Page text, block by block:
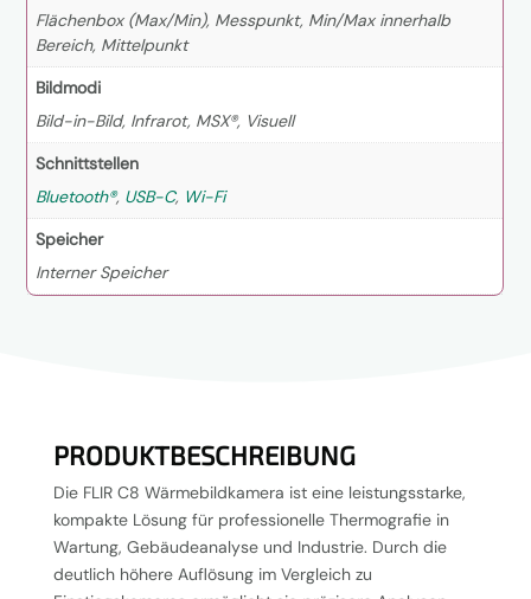
Flächenbox (Max/Min), Messpunkt, Min/Max innerhalb
Bereich, Mittelpunkt
Bildmodi
Bild-in-Bild, Infrarot, MSX®, Visuell
Schnittstellen
Bluetooth®, USB-C, Wi-Fi
Speicher
Interner Speicher
PRODUKTBESCHREIBUNG
Die FLIR C8 Wärmebildkamera ist eine leistungsstarke,
kompakte Lösung für professionelle Thermografie in
Wartung, Gebäudeanalyse und Industrie. Durch die
deutlich höhere Auflösung im Vergleich zu